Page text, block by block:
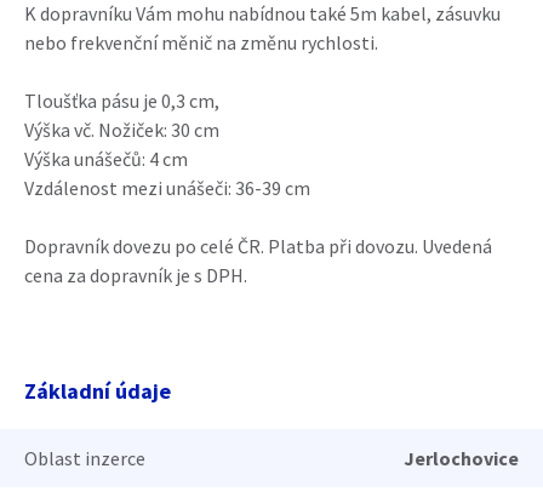
K dopravníku Vám mohu nabídnou také 5m kabel, zásuvku
nebo frekvenční měnič na změnu rychlosti.
Tloušťka pásu je 0,3 cm,
Výška vč. Nožiček: 30 cm
Výška unášečů: 4 cm
Vzdálenost mezi unášeči: 36-39 cm
Dopravník dovezu po celé ČR. Platba při dovozu. Uvedená
cena za dopravník je s DPH.
Základní údaje
Oblast inzerce Jerlochovice